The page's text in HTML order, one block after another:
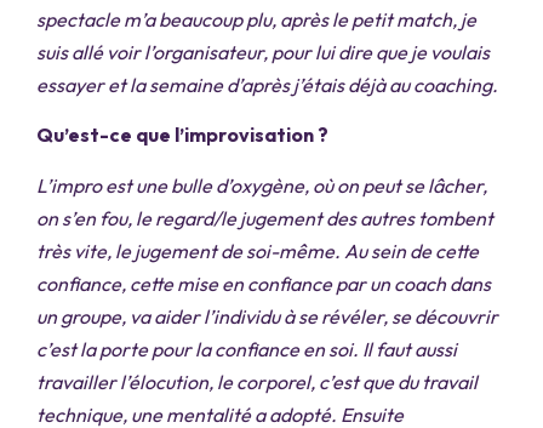
spectacle m’a beaucoup plu, après le petit match, je
suis allé voir l’organisateur, pour lui dire que je voulais
essayer et la semaine d’après j’étais déjà au coaching.
Qu’est-ce que l’improvisation ?
L’impro est une bulle d’oxygène, où on peut se lâcher,
on s’en fou, le regard/le jugement des autres tombent
très vite, le jugement de soi-même. Au sein de cette
confiance, cette mise en confiance par un coach dans
un groupe, va aider l’individu à se révéler, se découvrir
c’est la porte pour la confiance en soi. Il faut aussi
travailler l’élocution, le corporel, c’est que du travail
technique, une mentalité a adopté. Ensuite